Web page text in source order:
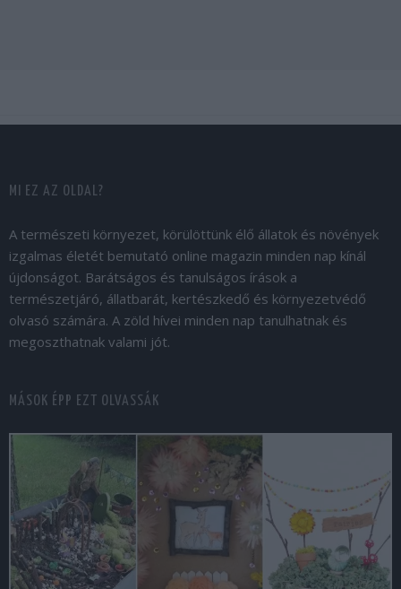
MI EZ AZ OLDAL?
A természeti környezet, körülöttünk élő állatok és növények
izgalmas életét bemutató online magazin minden nap kínál
újdonságot. Barátságos és tanulságos írások a
természetjáró, állatbarát, kertészkedő és környezetvédő
olvasó számára. A zöld hívei minden nap tanulhatnak és
megoszthatnak valami jót.
MÁSOK ÉPP EZT OLVASSÁK